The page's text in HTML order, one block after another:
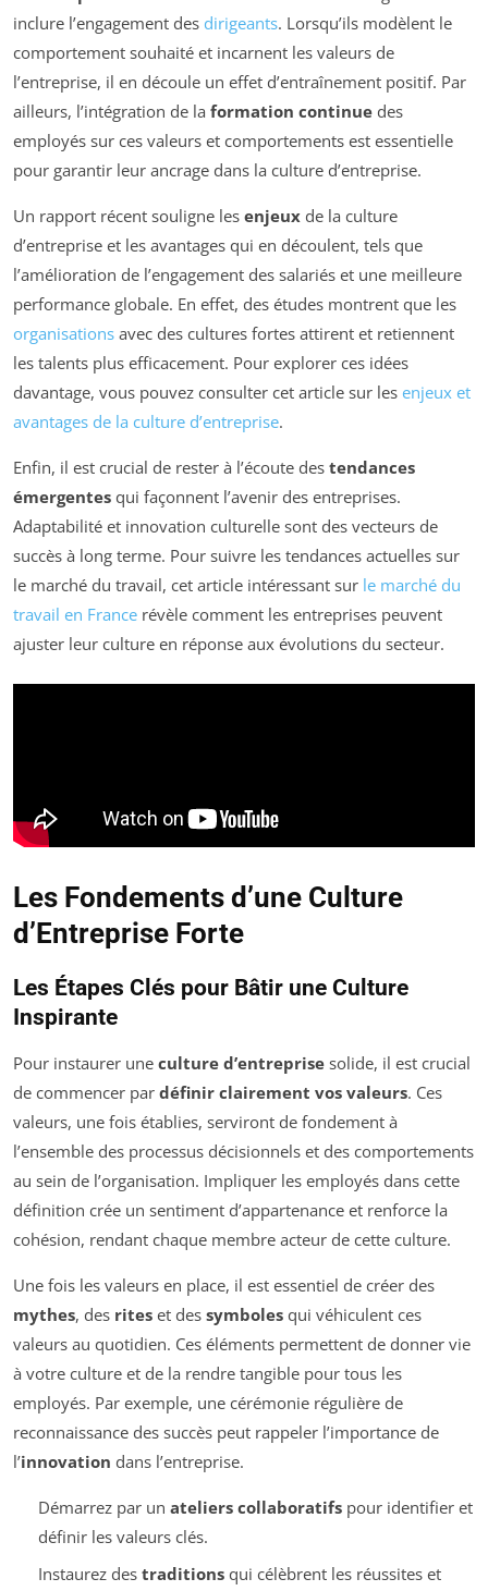
inclure l’engagement des dirigeants. Lorsqu’ils modèlent le
comportement souhaité et incarnent les valeurs de
l’entreprise, il en découle un effet d’entraînement positif. Par
ailleurs, l’intégration de la formation continue des
employés sur ces valeurs et comportements est essentielle
pour garantir leur ancrage dans la culture d’entreprise.
Un rapport récent souligne les enjeux de la culture
d’entreprise et les avantages qui en découlent, tels que
l’amélioration de l’engagement des salariés et une meilleure
performance globale. En effet, des études montrent que les
organisations avec des cultures fortes attirent et retiennent
les talents plus efficacement. Pour explorer ces idées
davantage, vous pouvez consulter cet article sur les enjeux et
avantages de la culture d’entreprise.
Enfin, il est crucial de rester à l’écoute des tendances
émergentes qui façonnent l’avenir des entreprises.
Adaptabilité et innovation culturelle sont des vecteurs de
succès à long terme. Pour suivre les tendances actuelles sur
le marché du travail, cet article intéressant sur le marché du
travail en France révèle comment les entreprises peuvent
ajuster leur culture en réponse aux évolutions du secteur.
Les Fondements d’une Culture
d’Entreprise Forte
Les Étapes Clés pour Bâtir une Culture
Inspirante
Pour instaurer une culture d’entreprise solide, il est crucial
de commencer par définir clairement vos valeurs. Ces
valeurs, une fois établies, serviront de fondement à
l’ensemble des processus décisionnels et des comportements
au sein de l’organisation. Impliquer les employés dans cette
définition crée un sentiment d’appartenance et renforce la
cohésion, rendant chaque membre acteur de cette culture.
Une fois les valeurs en place, il est essentiel de créer des
mythes, des rites et des symboles qui véhiculent ces
valeurs au quotidien. Ces éléments permettent de donner vie
à votre culture et de la rendre tangible pour tous les
employés. Par exemple, une cérémonie régulière de
reconnaissance des succès peut rappeler l’importance de
l’innovation dans l’entreprise.
Démarrez par un ateliers collaboratifspour identifier et
définir les valeurs clés.
Instaurez des traditionsqui célèbrent les réussites et